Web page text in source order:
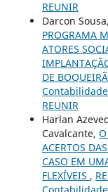
REUNIR
Darcon
PROGRAMA
ATORES
DE
REUNIR
Harlan
Cavalcante,
ACERTOS
CASO EM
FLEXÍVEIS ,